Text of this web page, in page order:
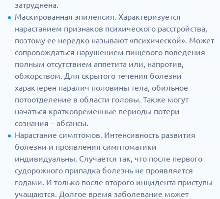
затруднена.
Маскированная эпилепсия. Характеризуется
нарастанием признаков психического расстройства,
поэтому ее нередко называют «психической». Может
сопровождаться нарушением пищевого поведения –
полным отсутствием аппетита или, напротив,
обжорством. Для скрытого течения болезни
характерен паралич половины тела, обильное
потоотделение в области головы. Также могут
начаться кратковременные периоды потери
сознания – абсансы.
Нарастание симптомов. Интенсивность развития
болезни и проявления симптоматики
индивидуальны. Случается так, что после первого
судорожного припадка болезнь не проявляется
годами. И только после второго инцидента приступы
учащаются. Долгое время заболевание может